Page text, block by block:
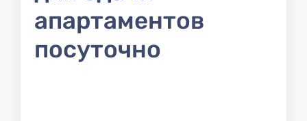
апартаментов
посуточно